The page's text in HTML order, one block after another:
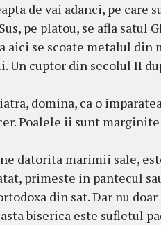
de vai adanci, pe care
pe platou, se afla satul
aici se scoate metalul
Un cuptor din secolul II
domina, ca o
Poalele ii sunt
datorita marimii sale,
primeste in pantecul
din sat. Dar nu
biserica este sufletul